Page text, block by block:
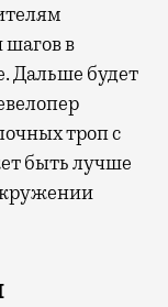
шагов в
Дальше будет
троп с
быть лучше